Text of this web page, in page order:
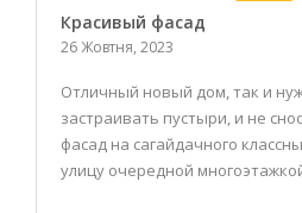
Красивый фасад
26 Жовтня, 2023
Отличный новый дом, так и
застраивать пустыри, и не
фасад на сагайдачного
улицу очередной